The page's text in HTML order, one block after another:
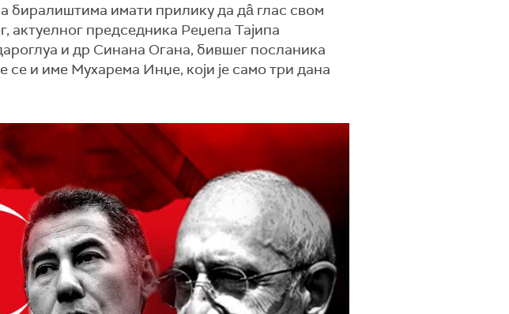
биралиштима имати прилику да дâ глас свом
председника Реџепа Тајипа
и др Синана Огана, бившег посланика
и име Мухарема Инџе, који је само три дана